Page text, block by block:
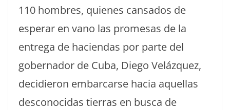
110 hombres, quienes cansados de
esperar en vano las promesas de la
entrega de haciendas por parte del
gobernador de Cuba, Diego Velázquez,
decidieron embarcarse hacia aquellas
desconocidas tierras en busca de